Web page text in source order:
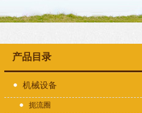
产品目录
机械设备
扼流圈